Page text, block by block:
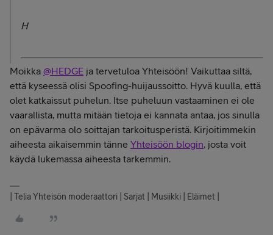
H
Moikka @HEDGE ja tervetuloa Yhteisöön! Vaikuttaa siltä,
että kyseessä olisi Spoofing-huijaussoitto. Hyvä kuulla, että
olet katkaissut puhelun. Itse puheluun vastaaminen ei ole
vaarallista, mutta mitään tietoja ei kannata antaa, jos sinulla
on epävarma olo soittajan tarkoitusperistä. Kirjoitimmekin
aiheesta aikaisemmin tänne Yhteisöön blogin, josta voit
käydä lukemassa aiheesta tarkemmin.
| Telia Yhteisön moderaattori | Sarjat | Musiikki | Eläimet |